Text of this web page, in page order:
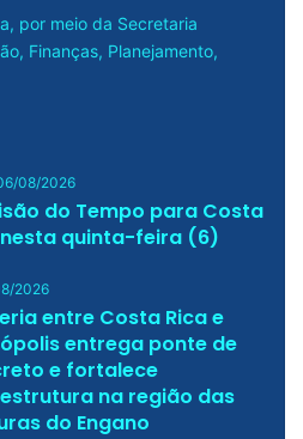
por meio da Secretaria
Finanças, Planejamento,
08/2026
do Tempo para Costa
nesta quinta-feira (6)
2026
entre Costa Rica e
entrega ponte de
e fortalece
na região das
do Engano